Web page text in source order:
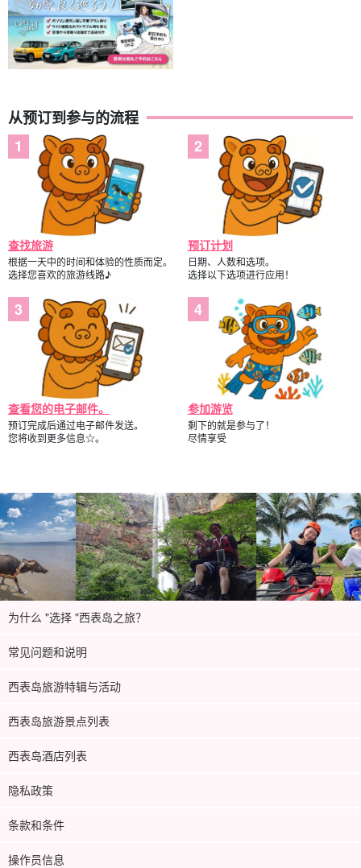
从预订到参与的流程
查找旅游
根据一天中的时间和体验的性质而定。
选择您喜欢的旅游线路♪
预订计划
日期、人数和选项。
选择以下选项进行应用！
查看您的电子邮件。
预订完成后通过电子邮件发送。
您将收到更多信息☆。
参加游览
剩下的就是参与了！
尽情享受
为什么 "选择 "西表岛之旅？
常见问题和说明
西表岛旅游特辑与活动
西表岛旅游景点列表
西表岛酒店列表
隐私政策
条款和条件
操作员信息